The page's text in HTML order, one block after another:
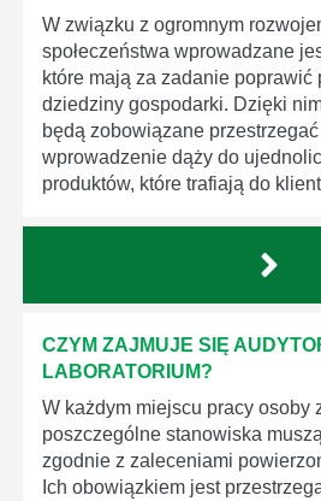
W związku z ogromnym
społeczeństwa wprowadzane
które mają za zadanie poprawić
dziedziny gospodarki. Dzięki
będą zobowiązane
wprowadzenie dąży do
produktów, które trafiają do
CZYM ZAJMUJE SIĘ
LABORATORIUM?
W każdym miejscu pracy osoby
poszczególne stanowiska
zgodnie z zaleceniami
Ich obowiązkiem jest